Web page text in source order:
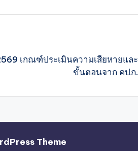
เกณฑ์ประเมินความเสียหายและ
ขั้นตอนจาก คปภ.
Theme